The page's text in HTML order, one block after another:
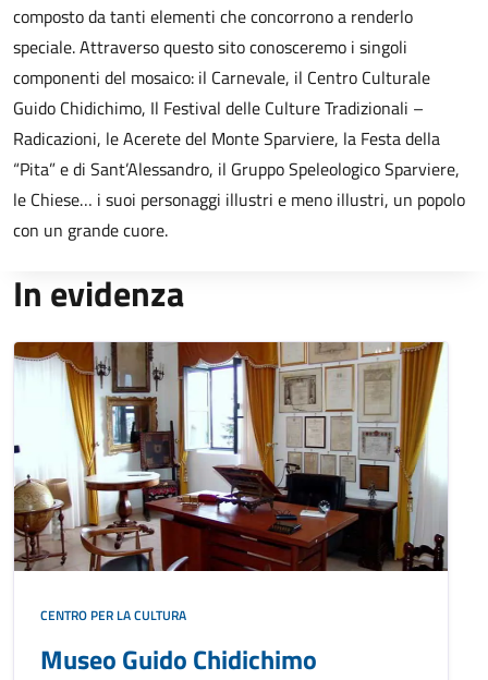
composto da tanti elementi che concorrono a renderlo
speciale. Attraverso questo sito conosceremo i singoli
componenti del mosaico: il Carnevale, il Centro Culturale
Guido Chidichimo, Il Festival delle Culture Tradizionali –
Radicazioni, le Acerete del Monte Sparviere, la Festa della
“Pita” e di Sant’Alessandro, il Gruppo Speleologico Sparviere,
le Chiese… i suoi personaggi illustri e meno illustri, un popolo
con un grande cuore.
In evidenza
CENTRO PER LA CULTURA
Museo Guido Chidichimo